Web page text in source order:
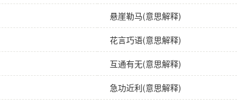
悬崖勒马(意思解释)
花言巧语(意思解释)
互通有无(意思解释)
急功近利(意思解释)